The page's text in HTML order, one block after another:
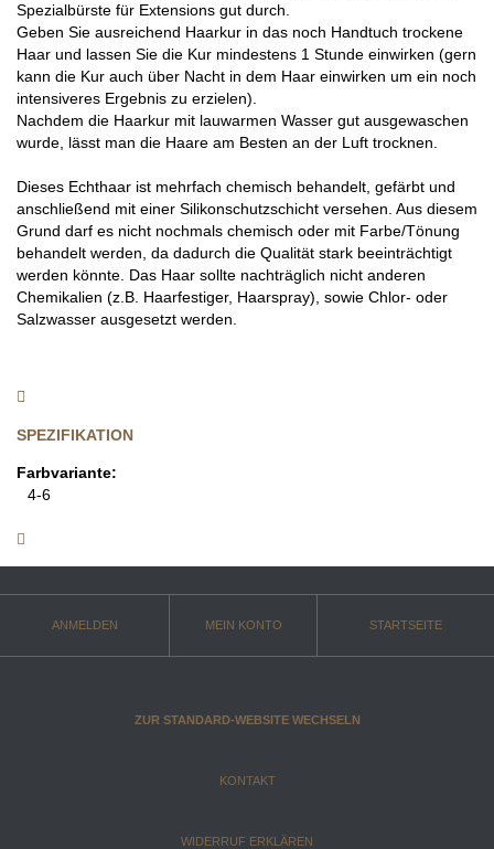
Spezialbürste für Extensions gut durch.
Geben Sie ausreichend Haarkur in das noch Handtuch trockene
Haar und lassen Sie die Kur mindestens 1 Stunde einwirken (gern
kann die Kur auch über Nacht in dem Haar einwirken um ein noch
intensiveres Ergebnis zu erzielen).
Nachdem die Haarkur mit lauwarmen Wasser gut ausgewaschen
wurde, lässt man die Haare am Besten an der Luft trocknen.
Dieses Echthaar ist mehrfach chemisch behandelt, gefärbt und
anschließend mit einer Silikonschutzschicht versehen. Aus diesem
Grund darf es nicht nochmals chemisch oder mit Farbe/Tönung
behandelt werden, da dadurch die Qualität stark beeinträchtigt
werden könnte. Das Haar sollte nachträglich nicht anderen
Chemikalien (z.B. Haarfestiger, Haarspray), sowie Chlor- oder
Salzwasser ausgesetzt werden.
SPEZIFIKATION
Farbvariante:
4-6
ANMELDEN MEIN KONTO STARTSEITE
ZUR STANDARD-WEBSITE WECHSELN
KONTAKT
WIDERRUF ERKLÄREN